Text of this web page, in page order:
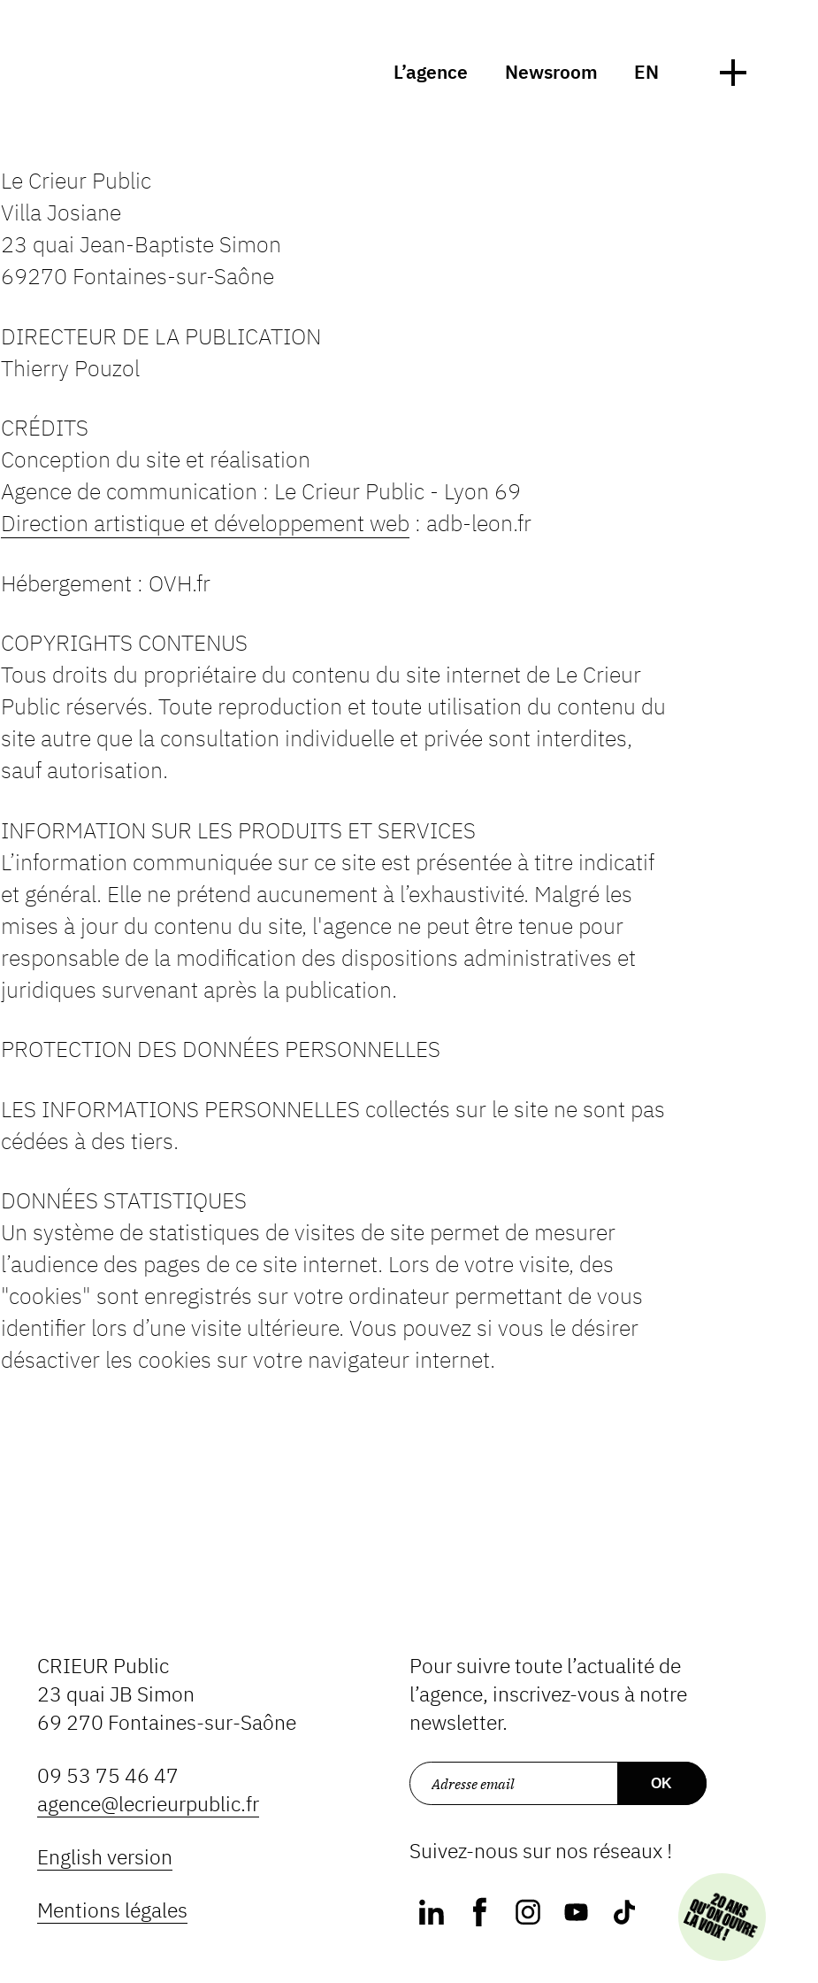
L’agence Newsroom EN
Le Crieur Public
Villa Josiane
23 quai Jean-Baptiste Simon
69270 Fontaines-sur-Saône
DIRECTEUR DE LA PUBLICATION
Thierry Pouzol
CRÉDITS
Conception du site et réalisation
Agence de communication : Le Crieur Public - Lyon 69
Direction artistique et développement web : adb-leon.fr
Hébergement : OVH.fr
COPYRIGHTS CONTENUS
Tous droits du propriétaire du contenu du site internet de Le Crieur
Public réservés. Toute reproduction et toute utilisation du contenu du
site autre que la consultation individuelle et privée sont interdites,
sauf autorisation.
INFORMATION SUR LES PRODUITS ET SERVICES
L’information communiquée sur ce site est présentée à titre indicatif
et général. Elle ne prétend aucunement à l’exhaustivité. Malgré les
mises à jour du contenu du site, l'agence ne peut être tenue pour
responsable de la modification des dispositions administratives et
juridiques survenant après la publication.
PROTECTION DES DONNÉES PERSONNELLES
LES INFORMATIONS PERSONNELLES collectés sur le site ne sont pas
cédées à des tiers.
DONNÉES STATISTIQUES
Un système de statistiques de visites de site permet de mesurer
l’audience des pages de ce site internet. Lors de votre visite, des
"cookies" sont enregistrés sur votre ordinateur permettant de vous
identifier lors d’une visite ultérieure. Vous pouvez si vous le désirer
désactiver les cookies sur votre navigateur internet.
CRIEUR Public
23 quai JB Simon
69 270 Fontaines-sur-Saône
09 53 75 46 47
agence@lecrieurpublic.fr
English version
Mentions légales
Pour suivre toute l’actualité de
l’agence, inscrivez-vous à notre
newsletter.
Suivez-nous sur nos réseaux !